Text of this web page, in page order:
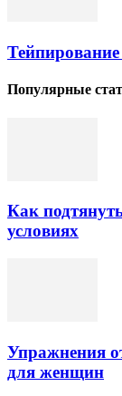
Популярные
Как
условиях
Упражнения
для женщин